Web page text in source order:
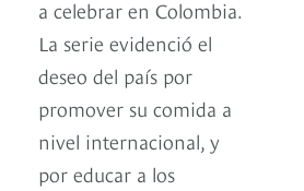
a celebrar en Colombia.
La serie evidenció el
deseo del país por
promover su comida a
nivel internacional, y
por educar a los